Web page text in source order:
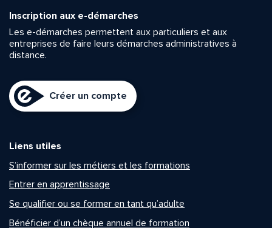
Inscription aux e-démarches
Les e-démarches permettent aux particuliers et aux
entreprises de faire leurs démarches administratives à
distance.
Créer un compte
Liens utiles
S’informer sur les métiers et les formations
Entrer en apprentissage
Se qualifier ou se former en tant qu’adulte
Bénéficier d’un chèque annuel de formation